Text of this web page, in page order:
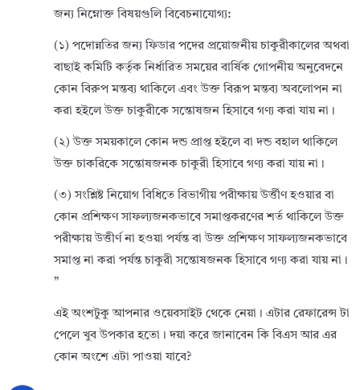
জন্য নিম্নোক্ত বিষয়গুলি বিবেচনাযোগ্য:
(১) পদোন্নতির জন্য ফিডার পদের প্রয়োজনীয় চাকুরীকালের অথবা
বাছাই কমিটি কর্তৃক নির্ধারিত সময়ের বার্ষিক গোপনীয় অনুবেদনে
কোন বিরুপ মন্তব্য থাকিলে এবং উক্ত বিরূপ মন্তব্য অবলোপন না
করা হইলে উক্ত চাকুরীকে সন্তোষজন হিসাবে গণ্য করা যায় না।
(২) উক্ত সময়কালে কোন দন্ড প্রাপ্ত হইলে বা দন্ড বহাল থাকিলে
উক্ত চাকরিকে সন্তোষজনক চাকুরী হিসাবে গণ্য করা যায় না।
(৩) সংশ্লিষ্ট নিয়োগ বিধিতে বিভাগীয় পরীক্ষায় উর্ত্তীণ হওয়ার বা
কোন প্রশিক্ষণ সাফল্যজনকভাবে সমাপ্তকরণের শর্ত থাকিলে উক্ত
পরীক্ষায় উত্তীর্ণ না হওয়া পর্যন্ত বা উক্ত প্রশিক্ষণ সাফল্যজনকভাবে
সমাপ্ত না করা পর্যন্ত চাকুরী সন্তোষজনক হিসাবে গণ্য করা যায় না।
”
এই অংশটুকু আপনার ওয়েবসাইট থেকে নেয়া। এটার রেফারেন্স টা
পেলে খুব উপকার হতো। দয়া করে জানাবেন কি বিএস আর এর
কোন অংশে এটা পাওয়া যাবে?